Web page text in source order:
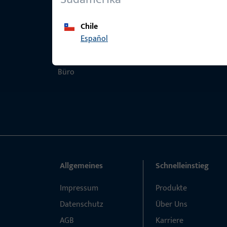
Chile
Español
Allgemeines
Impressum
Datenschutz
AGB
Schnelleinstieg
Produkte
Über Uns
Karriere